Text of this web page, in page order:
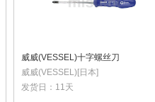
威威(VESSEL)十字螺丝刀
威威(VESSEL)[日本]
发货日： 11天